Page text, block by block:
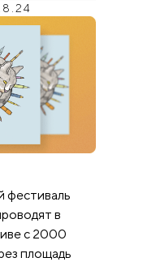
фестиваль
в
с 2000
площадь